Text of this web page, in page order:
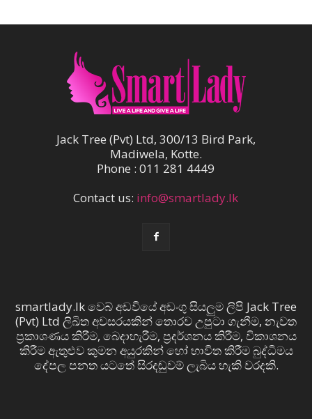
Jack Tree (Pvt) Ltd, 300/13 Bird Park,
Madiwela, Kotte.
Phone : 011 281 4449
Contact us: info@smartlady.lk
smartlady.lk වෙබ් අඩවියේ අඩංගු සියලුම ලිපි Jack Tree
(Pvt) Ltd ලිඛිත අවසරයකින් තොරව උපුටා ගැනීම, නැවත
ප්‍රකාශණය කිරීම, බෙදාහැරීම, ප්‍රදර්ශනය කිරීම, විකාශනය
කිරීම ඇතුළුව කුමන අයුරකින් හෝ භාවිත කිරීම බුද්ධිමය
දේපල පනත යටතේ සිරදඬුවම් ලැබිය හැකි වරදකි.